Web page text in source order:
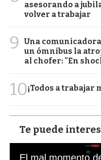
asesorando a
volver a trabajar
9
Una
un ómnibus la
al chofer: "En
10¡Todos a trabajar
Te puede